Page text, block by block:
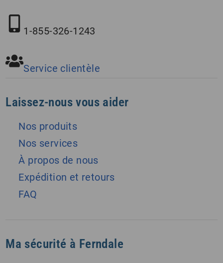
1-855-326-1243
Service clientèle
Laissez-nous vous aider
Nos produits
Nos services
À propos de nous
Expédition et retours
FAQ
Ma sécurité à Ferndale